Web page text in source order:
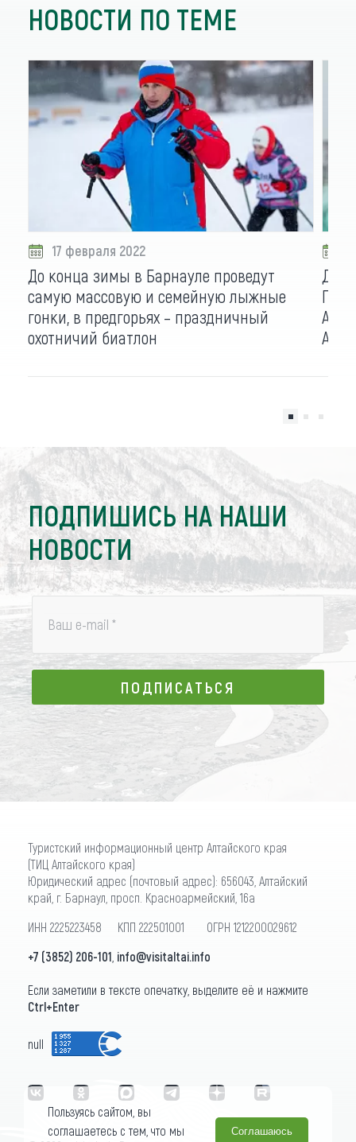
НОВОСТИ ПО ТЕМЕ
17 февраля 2022
До конца зимы в Барнауле проведут
самую массовую и семейную лыжные
гонки, в предгорьях – праздничный
охотничий биатлон
До
ПОДПИШИСЬ НА НАШИ
НОВОСТИ
Ваш e-mail *
ПОДПИСАТЬСЯ
ПОДПИСАТЬСЯ
Туристский информационный центр Алтайского края
(ТИЦ Алтайского края)
Юридический адрес (почтовый адрес): 656043, Алтайский
край, г. Барнаул, просп. Красноармейский, 16а
ИНН 2225223458 КПП 222501001 ОГРН 1212200029612
+7 (3852) 206-101 info@visitaltai.info
Если заметили в тексте опечатку, выделите её и нажмите
Ctrl+Enter
null
Пользуясь сайтом, вы
соглашаетесь с тем, что мы
Соглашаюсь